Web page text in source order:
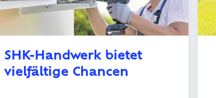
SHK-Handwerk bietet
vielfältige Chancen